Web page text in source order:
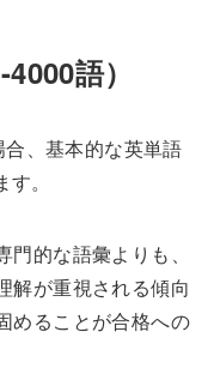
語）
、基本的な英単語
。
的な語彙よりも、
解が重視される傾向
めることが合格への